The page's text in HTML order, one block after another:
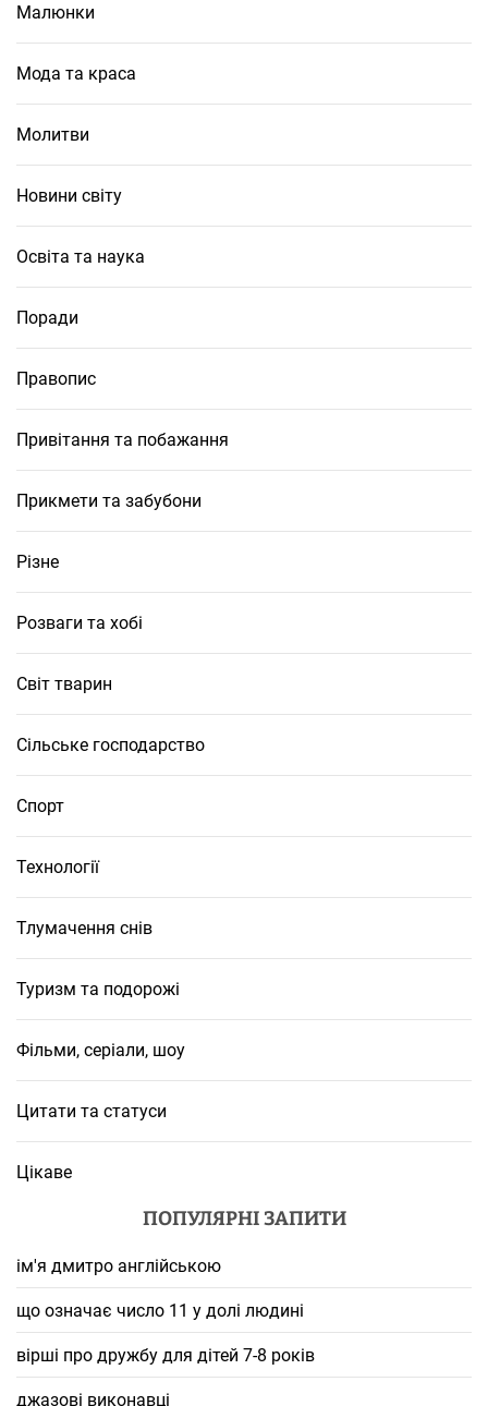
Малюнки
Мода та краса
Молитви
Новини світу
Освіта та наука
Поради
Правопис
Привітання та побажання
Прикмети та забубони
Різне
Розваги та хобі
Світ тварин
Сільське господарство
Спорт
Технології
Тлумачення снів
Туризм та подорожі
Фільми, серіали, шоу
Цитати та статуси
Цікаве
ПОПУЛЯРНІ ЗАПИТИ
ім'я дмитро англійською
що означає число 11 у долі людині
вірші про дружбу для дітей 7-8 років
джазові виконавці